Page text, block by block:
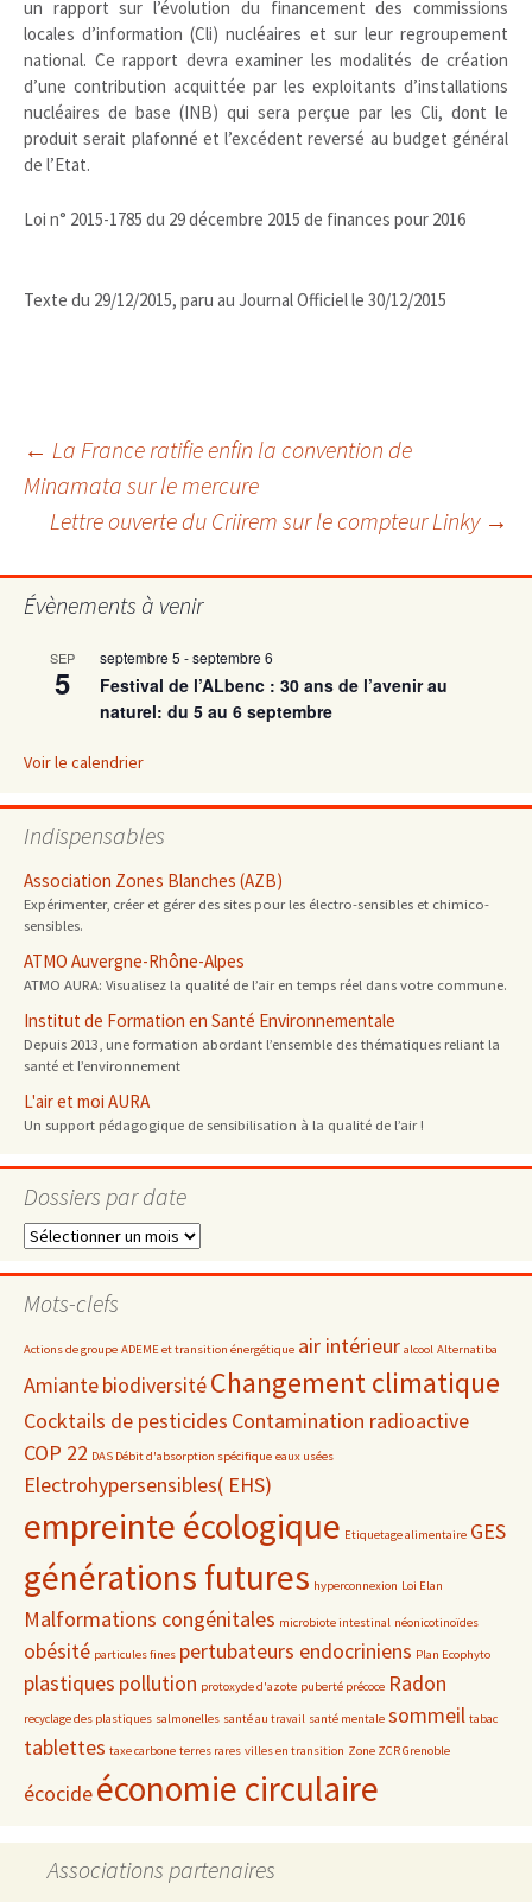
un rapport sur l’évolution du financement des commissions
locales d’information (Cli) nucléaires et sur leur regroupement
national. Ce rapport devra examiner les modalités de création
d’une contribution acquittée par les exploitants d’installations
nucléaires de base (INB) qui sera perçue par les Cli, dont le
produit serait plafonné et l’excédent reversé au budget général
de l’Etat.
Loi n° 2015-1785 du 29 décembre 2015 de finances pour 2016
Texte du 29/12/2015, paru au Journal Officiel le 30/12/2015
Navigation
des
articles
← La France ratifie enfin la convention de
Minamata sur le mercure
Lettre ouverte du Criirem sur le compteur Linky →
Évènements à venir
SEP
5
septembre 5 -septembre 6
Festival de l’ALbenc : 30 ans de l’avenir au
naturel: du 5 au 6 septembre
Voir le calendrier
Indispensables
Association Zones Blanches (AZB)
Expérimenter, créer et gérer des sites pour les électro-sensibles et chimico-
sensibles.
ATMO Auvergne-Rhône-Alpes
ATMO AURA: Visualisez la qualité de l’air en temps réel dans votre commune.
Institut de Formation en Santé Environnementale
Depuis 2013, une formation abordant l’ensemble des thématiques reliant la
santé et l’environnement
L'air et moi AURA
Un support pédagogique de sensibilisation à la qualité de l’air !
Dossiers par date
Dossiers
date
Mots-clefs
Actions de groupe ADEME et transition énergétique air intérieur alcool Alternatiba
AmiantebiodiversitéChangement climatique
Cocktails de pesticides Contamination radioactive
COP 22 DAS Débit d'absorption spécifique eaux usées
Electrohypersensibles( EHS)
empreinte écologique Etiquetage alimentaire GES
générations futures hyperconnexion Loi Elan
Malformations congénitales microbiote intestinal néonicotinoïdes
obésité particules fines pertubateurs endocriniens Plan Ecophyto
plastiques pollution protoxyde d'azote puberté précoce Radon
recyclage des plastiques salmonelles santé au travail santé mentale sommeil tabac
tablettes taxe carbone terres rares villes en transition Zone ZCR Grenoble
écocideéconomie circulaire
Associations partenaires